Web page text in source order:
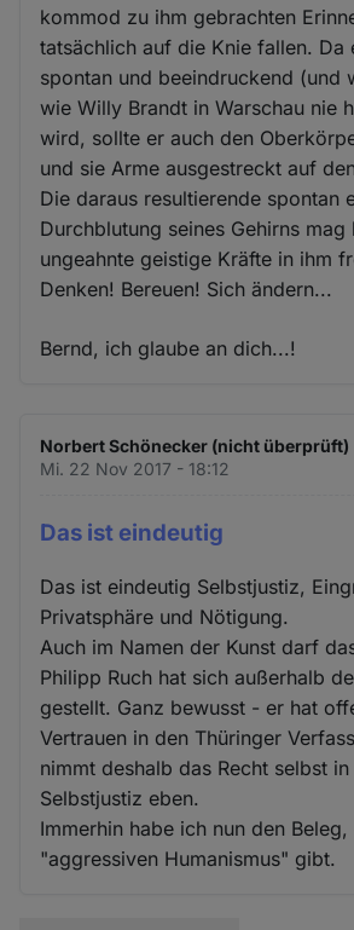
kommod zu ihm gebrachten
tatsächlich auf die Knie fallen. Da
spontan und beeindruckend (und
wie Willy Brandt in Warschau nie
wird, sollte er auch den
und sie Arme ausgestreckt auf
Die daraus resultierende spontan
Durchblutung seines Gehirns mag
ungeahnte geistige Kräfte in ihm
Denken! Bereuen! Sich ändern...
Bernd, ich glaube an dich...!
Norbert Schönecker (nicht überprüft)
Mi. 22 Nov 2017 - 18:12
Das ist eindeutig
Das ist eindeutig Selbstjustiz,
Privatsphäre und Nötigung.
Auch im Namen der Kunst darf
Philipp Ruch hat sich außerhalb
gestellt. Ganz bewusst - er hat
Vertrauen in den Thüringer
nimmt deshalb das Recht selbst
Selbstjustiz eben.
Immerhin habe ich nun den Beleg,
"aggressiven Humanismus" gibt.